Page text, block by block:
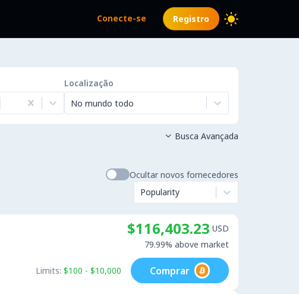
Conecte-se Registro
Localização
No mundo todo
 Busca Avançada
Ocultar novos fornecedores
Popularity
$116,403.23 USD
79.99% above market
Limits: $100 - $10,000 Comprar